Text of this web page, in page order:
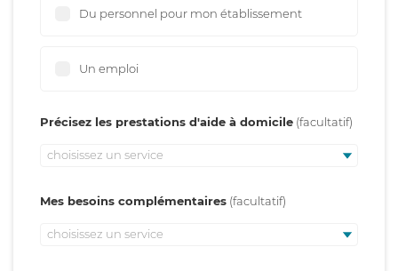
Du personnel pour mon établissement
Un emploi
Précisez les prestations d'aide à domicile
choisissez un service
Mes besoins complémentaires
choisissez un service